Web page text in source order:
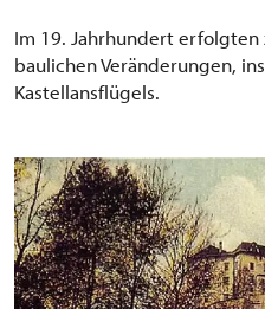
Im 19. Jahrhundert
baulichen Veränderungen,
Kastellansflügels.